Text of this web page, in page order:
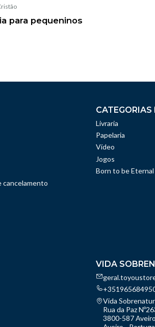
para pequeninos
cancelamento
Livraria
Papelaria
Vídeo
Jogos
Born to be Eternal
VIDA
Vida
Rua da Paz
3800-587 Aveiro